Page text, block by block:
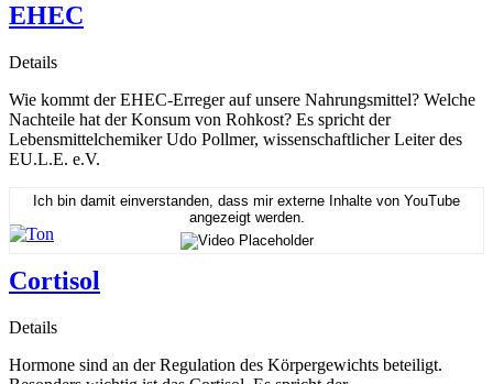
EHEC
Details
Wie kommt der EHEC-Erreger auf unsere Nahrungsmittel? Welche
Nachteile hat der Konsum von Rohkost? Es spricht der
Lebensmittelchemiker Udo Pollmer, wissenschaftlicher Leiter des
EU.L.E. e.V.
Ich bin damit einverstanden, dass mir externe Inhalte von YouTube
angezeigt werden.
Cortisol
Details
Hormone sind an der Regulation des Körpergewichts beteiligt.